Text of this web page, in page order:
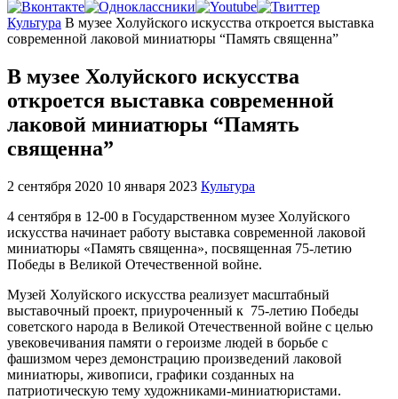
Главная
Культура В музее Холуйского искусства откроется выставка
современной лаковой миниатюры “Память священна”
В музее Холуйского искусства
откроется выставка современной
лаковой миниатюры “Память
священна”
2 сентября 2020 10 января 2023 Культура
4 сентября в 12-00 в Государственном музее Холуйского
искусства начинает работу выставка современной лаковой
миниатюры «Память священна», посвященная 75-летию
Победы в Великой Отечественной войне.
Музей Холуйского искусства реализует масштабный
выставочный проект, приуроченный к 75-летию Победы
советского народа в Великой Отечественной войне с целью
увековечивания памяти о героизме людей в борьбе с
фашизмом через демонстрацию произведений лаковой
миниатюры, живописи, графики созданных на
патриотическую тему художниками-миниатюристами.